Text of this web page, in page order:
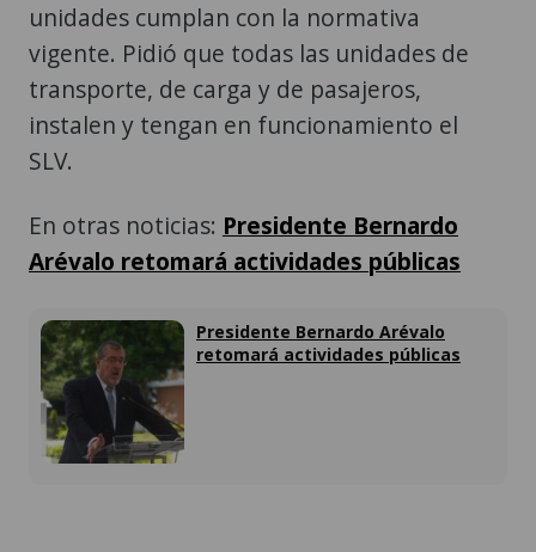
unidades cumplan con la normativa
vigente. Pidió que todas las unidades de
transporte, de carga y de pasajeros,
instalen y tengan en funcionamiento el
SLV.
En otras noticias: Presidente Bernardo
Arévalo retomará actividades públicas
Presidente Bernardo Arévalo
retomará actividades públicas